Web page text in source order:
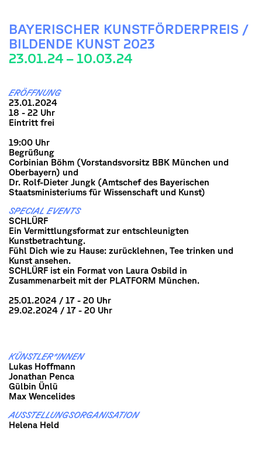
BAYERISCHER KUNSTFÖRDERPREIS /
BILDENDE KUNST 2023
23.01.24 – 10.03.24
ERÖFFNUNG
23.01.2024
18 - 22 Uhr
Eintritt frei
19:00 Uhr
Begrüßung
Corbinian Böhm (Vorstandsvorsitz BBK München und
Oberbayern) und
Dr. Rolf-Dieter Jungk (Amtschef des Bayerischen
Staatsministeriums für Wissenschaft und Kunst)
SPECIAL EVENTS
SCHLÜRF
Ein Vermittlungsformat zur entschleunigten
Kunstbetrachtung.
Fühl Dich wie zu Hause: zurücklehnen, Tee trinken und
Kunst ansehen.
SCHLÜRF ist ein Format von Laura Osbild in
Zusammenarbeit mit der PLATFORM München.
25.01.2024 / 17 - 20 Uhr
29.02.2024 / 17 - 20 Uhr
KÜNSTLER*INNEN
Lukas Hoffmann
Jonathan Penca
Gülbin Ünlü
Max Wencelides
AUSSTELLUNGS­ORGANISATION
Helena Held